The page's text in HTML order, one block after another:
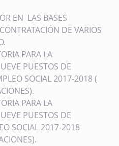
EN LAS BASES
DE VARIOS
PARA LA
PUESTOS DE
SOCIAL 2017-2018 (
PARA LA
PUESTOS DE
SOCIAL 2017-2018